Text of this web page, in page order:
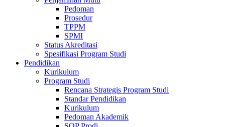
Pedoman
Prosedur
TPPM
SPMI
Status Akreditasi
Spesifikasi Program Studi
Pendidikan
Kurikulum
Program Studi
Rencana Strategis Program Studi
Standar Pendidikan
Kurikulum
Pedoman Akademik